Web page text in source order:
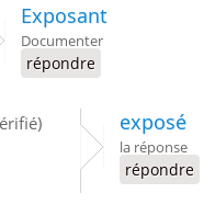
Exposant
Documenter
répondre
exposé
la réponse
répondre